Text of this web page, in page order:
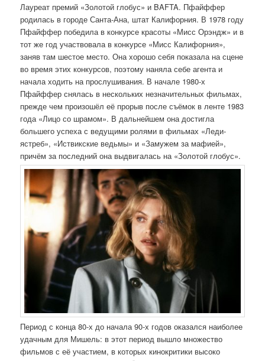
Лауреат премий «Золотой глобус» и BAFTA. Пфайффер
родилась в городе Санта-Ана, штат Калифорния. В 1978 году
Пфайффер победила в конкурсе красоты «Мисс Орэндж» и в
тот же год участвовала в конкурсе «Мисс Калифорния»,
заняв там шестое место. Она хорошо себя показала на сцене
во время этих конкурсов, поэтому наняла себе агента и
начала ходить на прослушивания. В начале 1980-х
Пфайффер снялась в нескольких незначительных фильмах,
прежде чем произошёл её прорыв после съёмок в ленте 1983
года «Лицо со шрамом». В дальнейшем она достигла
большего успеха с ведущими ролями в фильмах «Леди-
ястреб», «Иствикские ведьмы» и «Замужем за мафией»,
причём за последний она выдвигалась на «Золотой глобус».
Период с конца 80-х до начала 90-х годов оказался наиболее
удачным для Мишель: в этот период вышло множество
фильмов с её участием, в которых кинокритики высоко